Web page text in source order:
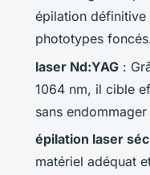
épilation définitive
phototypes
laser Nd:YAG :
1064 nm, il cible
sans
épilation laser
matériel adéquat